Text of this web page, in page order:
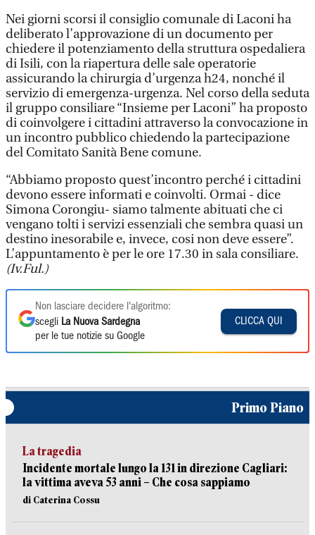
Nei giorni scorsi il consiglio comunale di Laconi ha
deliberato l’approvazione di un documento per
chiedere il potenziamento della struttura ospedaliera
di Isili, con la riapertura delle sale operatorie
assicurando la chirurgia d’urgenza h24, nonché il
servizio di emergenza-urgenza. Nel corso della seduta
il gruppo consiliare “Insieme per Laconi” ha proposto
di coinvolgere i cittadini attraverso la convocazione in
un incontro pubblico chiedendo la partecipazione
del Comitato Sanità Bene comune.
“Abbiamo proposto quest’incontro perché i cittadini
devono essere informati e coinvolti. Ormai - dice
Simona Corongiu- siamo talmente abituati che ci
vengano tolti i servizi essenziali che sembra quasi un
destino inesorabile e, invece, cosi non deve essere”.
L’appuntamento è per le ore 17.30 in sala consiliare.
(Iv.Ful.)
Non lasciare decidere l'algoritmo:
scegli La Nuova Sardegna
per le tue notizie su Google
CLICCA QUI
Primo Piano
La tragedia
Incidente mortale lungo la 131 in direzione Cagliari:
la vittima aveva 53 anni – Che cosa sappiamo
di Caterina Cossu